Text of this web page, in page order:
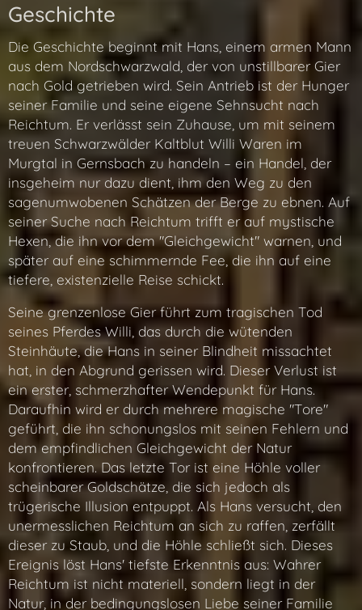
Geschichte
Die Geschichte beginnt mit Hans, einem armen Mann
aus dem Nordschwarzwald, der von unstillbarer Gier
nach Gold getrieben wird. Sein Antrieb ist der Hunger
seiner Familie und seine eigene Sehnsucht nach
Reichtum. Er verlässt sein Zuhause, um mit seinem
treuen Schwarzwälder Kaltblut Willi Waren im
Murgtal in Gernsbach zu handeln – ein Handel, der
insgeheim nur dazu dient, ihm den Weg zu den
sagenumwobenen Schätzen der Berge zu ebnen. Auf
seiner Suche nach Reichtum trifft er auf mystische
Hexen, die ihn vor dem "Gleichgewicht" warnen, und
später auf eine schimmernde Fee, die ihn auf eine
tiefere, existenzielle Reise schickt.
Seine grenzenlose Gier führt zum tragischen Tod
seines Pferdes Willi, das durch die wütenden
Steinhäute, die Hans in seiner Blindheit missachtet
hat, in den Abgrund gerissen wird. Dieser Verlust ist
ein erster, schmerzhafter Wendepunkt für Hans.
Daraufhin wird er durch mehrere magische "Tore"
geführt, die ihn schonungslos mit seinen Fehlern und
dem empfindlichen Gleichgewicht der Natur
konfrontieren. Das letzte Tor ist eine Höhle voller
scheinbarer Goldschätze, die sich jedoch als
trügerische Illusion entpuppt. Als Hans versucht, den
unermesslichen Reichtum an sich zu raffen, zerfällt
dieser zu Staub, und die Höhle schließt sich. Dieses
Ereignis löst Hans' tiefste Erkenntnis aus: Wahrer
Reichtum ist nicht materiell, sondern liegt in der
Natur, in der bedingungslosen Liebe seiner Familie